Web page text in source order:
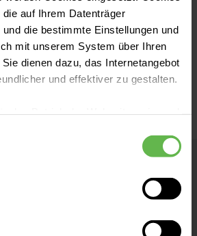
auf Ihrem Datenträger
die bestimmte Einstellungen und
mit unserem System über Ihren
dienen dazu, das Internetangebot
und effektiver zu gestalten.
Seite mit nur den notwendigen
eine individuelle Auswahl
„Alle Cookies akzeptieren“ in die
0
München West
Universität München